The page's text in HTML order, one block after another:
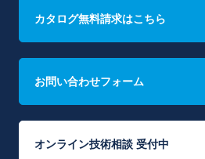
カタログ無料請求はこちら
お問い合わせフォーム
オンライン技術相談 受付中